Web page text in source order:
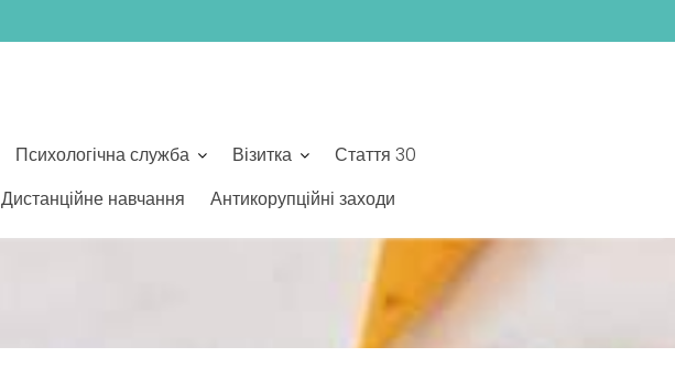
Психологічна служба Візитка
Стаття 30
Дистанційне навчання Антикорупційні заходи